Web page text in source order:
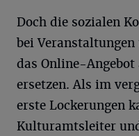
Doch die sozialen
bei
das Online-
ersetzen. Als im
erste Lockerungen
Kulturamtsleiter